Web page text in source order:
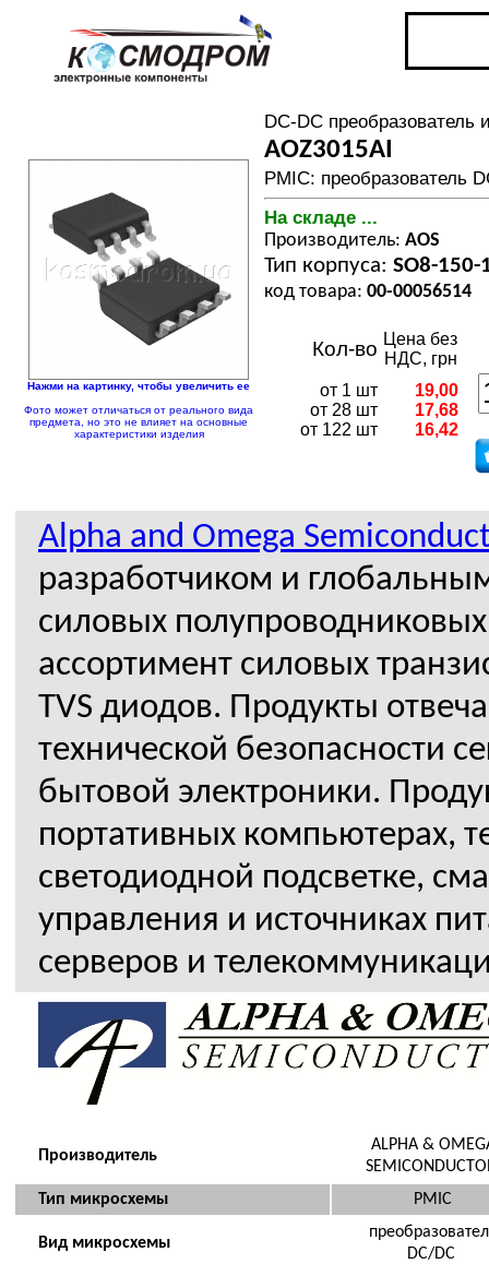
Нажми на картинку, чтобы увеличить ее
Фото может отличаться от реального вида
предмета, но это не влияет на основные
характеристики изделия
DC-DC преобразователь
AOZ3015AI
PMIC: преобразователь
На складе ...
Производитель: AOS
Тип корпуса: SO8-150-
код товара: 00-00056514
Кол-во Цена без
НДС, грн
от 1 шт
от 28 шт
от 122 шт
19,00
17,68
16,42
Alpha and Omega
разработчиком и
силовых
ассортимент силовых
TVS диодов. Продукты
технической безопасности
бытовой электроники.
портативных компьютерах,
светодиодной подсветке,
управления и источниках
серверов и
Производитель
ALPHA &
Тип микросхемы
PMIC
Вид микросхемы
DC/DC